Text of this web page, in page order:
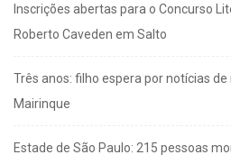
Inscrições abertas para o Concurso
Roberto Caveden em Salto
Três anos: filho espera por notícias
Mairinque
Estade de São Paulo: 215 pessoas